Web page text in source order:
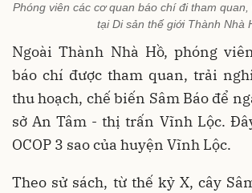
Phóng viên các cơ quan báo chí đi tham
tại Di sản thế giới Thành Nhà
Ngoài Thành Nhà Hồ, phóng
báo chí được tham quan, trải
thu hoạch, chế biến Sâm Báo để
sở An Tâm - thị trấn Vĩnh Lộc.
OCOP 3 sao của huyện Vĩnh Lộc.
Theo sử sách, từ thế kỷ X, cây